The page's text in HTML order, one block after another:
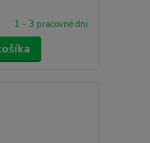
1 - 3 pracovné dni